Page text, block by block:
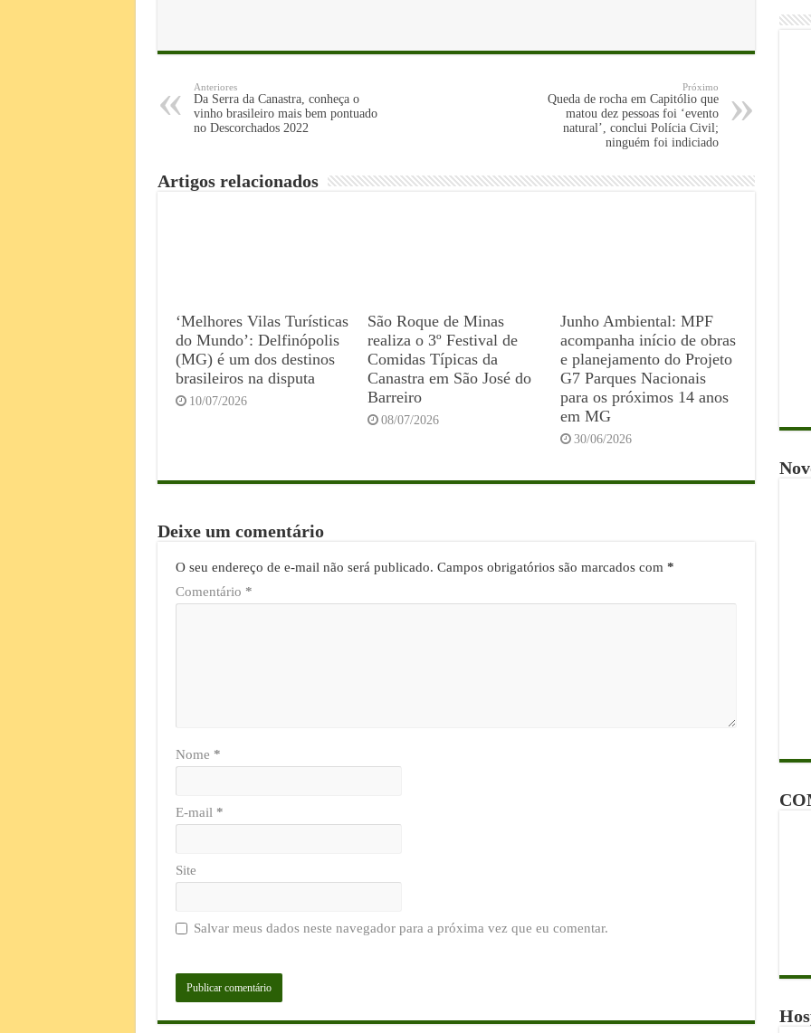
Anteriores
Da Serra da Canastra, conheça o
vinho brasileiro mais bem pontuado
no Descorchados 2022
Próximo
Queda de rocha em Capitólio que
matou dez pessoas foi ‘evento
natural’, conclui Polícia Civil;
ninguém foi indiciado
Artigos relacionados
‘Melhores Vilas Turísticas
do Mundo’: Delfinópolis
(MG) é um dos destinos
brasileiros na disputa
10/07/2026
São Roque de Minas
realiza o 3º Festival de
Comidas Típicas da
Canastra em São José do
Barreiro
08/07/2026
Junho Ambiental: MPF
acompanha início de obras
e planejamento do Projeto
G7 Parques Nacionais
para os próximos 14 anos
em MG
30/06/2026
Deixe um comentário
O seu endereço de e-mail não será publicado. Campos obrigatórios são marcados com *
Comentário *
Nome *
E-mail *
Site
Salvar meus dados neste navegador para a próxima vez que eu comentar.